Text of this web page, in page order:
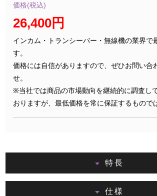
価格(税込)
26,400円
インカム・トランシーバー・無線機の業界で
す。
価格には自信がありますので、ぜひお問い合
せ。
※当社では商品の市場動向を継続的に調査し
おりますが、最低価格を常に保証するもので
特長
仕様